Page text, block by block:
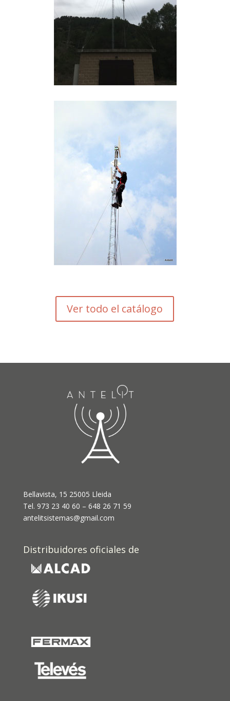
Ver todo el catálogo
Bellavista, 15 25005 Lleida
Tel. 973 23 40 60 – 648 26 71 59
antelitsistemas@gmail.com
Distribuidores oficiales de